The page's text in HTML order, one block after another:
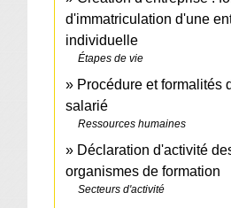
d'immatriculation d'une
individuelle
Étapes de vie
Procédure et formalités
salarié
Ressources humaines
Déclaration d'activité
organismes de formation
Secteurs d'activité